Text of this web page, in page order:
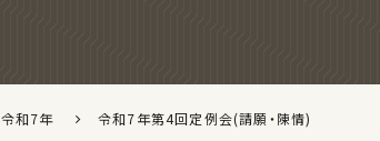
令和7年 令和7年第4回定例会(請願・陳情)